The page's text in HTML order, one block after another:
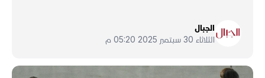
الجبال
الثلاثاء 30 سبتمبر 2025 05:20 م